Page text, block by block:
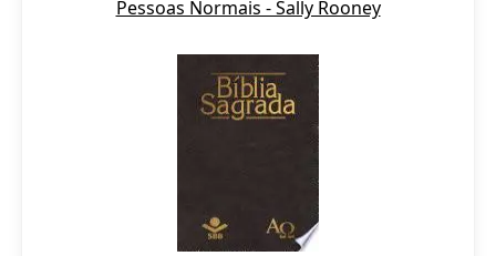
Pessoas Normais - Sally Rooney